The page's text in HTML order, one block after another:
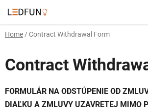
content
Home / Contract Withdrawal Form
Contract
FORMULÁR NA ODSTÚPENIE OD
DIAĽKU A ZMLUVY UZAVRETEJ MIMO